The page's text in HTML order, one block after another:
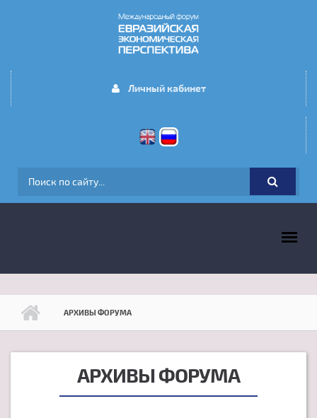
Личный кабинет
ФОРМА ПОИСКА
АРХИВЫ ФОРУМА
АРХИВЫ ФОРУМА